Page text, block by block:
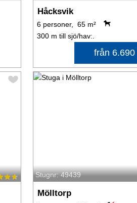
Håcksvik
6 personer, 65 m²
300 m till sjö/hav:.
från 6.690
Stugnr: 49439
Mölltorp